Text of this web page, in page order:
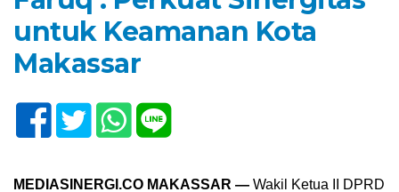
untuk Keamanan Kota
Makassar
MEDIASINERGI.CO MAKASSAR — Wakil Ketua II DPRD